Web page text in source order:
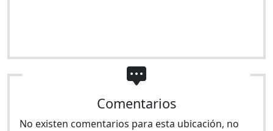
Comentarios
No existen comentarios para esta ubicación, no